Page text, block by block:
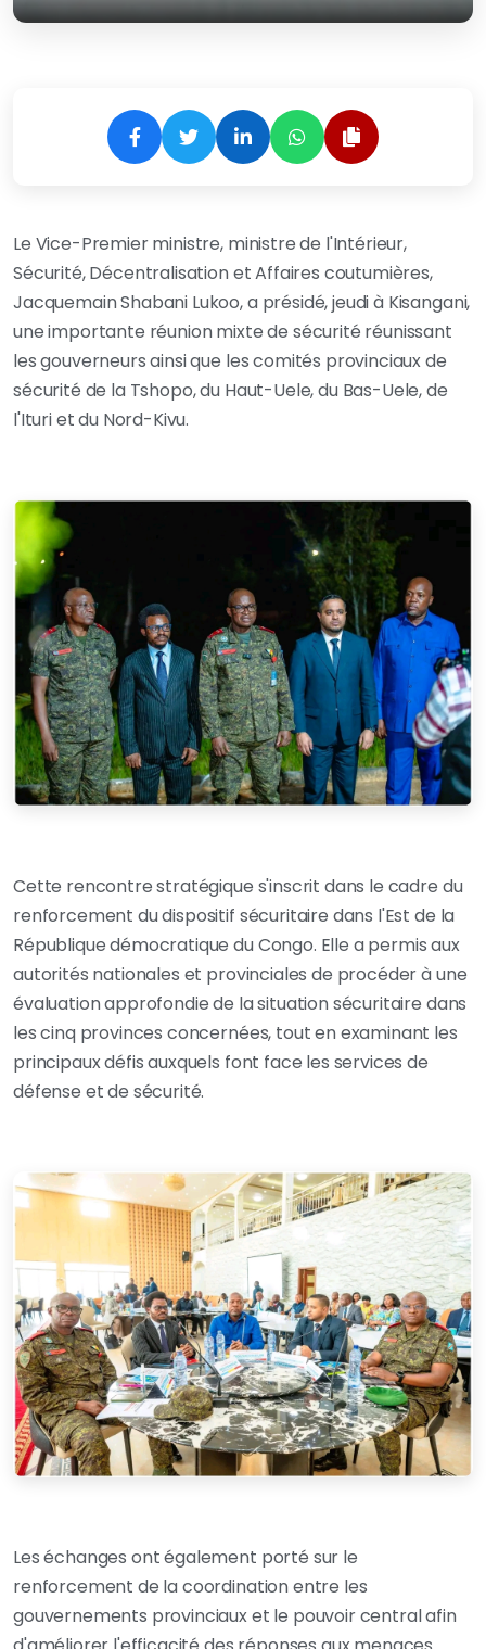
Le Vice-Premier ministre, ministre de l'Intérieur,
Sécurité, Décentralisation et Affaires coutumières,
Jacquemain Shabani Lukoo, a présidé, jeudi à Kisangani,
une importante réunion mixte de sécurité réunissant
les gouverneurs ainsi que les comités provinciaux de
sécurité de la Tshopo, du Haut-Uele, du Bas-Uele, de
l'Ituri et du Nord-Kivu.
Cette rencontre stratégique s'inscrit dans le cadre du
renforcement du dispositif sécuritaire dans l'Est de la
République démocratique du Congo. Elle a permis aux
autorités nationales et provinciales de procéder à une
évaluation approfondie de la situation sécuritaire dans
les cinq provinces concernées, tout en examinant les
principaux défis auxquels font face les services de
défense et de sécurité.
Les échanges ont également porté sur le
renforcement de la coordination entre les
gouvernements provinciaux et le pouvoir central afin